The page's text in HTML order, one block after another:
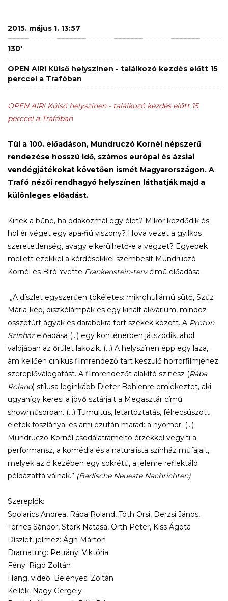
2015. május 1. 13:57
130'
OPEN AIR! Külső helyszínen - találkozó kezdés előtt 15
perccel a Trafóban
OPEN AIR! Külső helyszínen - találkozó kezdés előtt 15
perccel a Trafóban
Túl a 100. előadáson, Mundruczó Kornél népszerű
rendezése hosszú idő, számos európai és ázsiai
vendégjátékokat követően ismét Magyarországon. A
Trafó nézői rendhagyó helyszínen láthatják majd a
különleges előadást.
Kinek a bűne, ha odakozmál egy élet? Mikor kezdődik és
hol ér véget egy apa-fiú viszony? Hova vezet a gyilkos
szeretetlenség, avagy elkerülhető-e a végzet? Egyebek
mellett ezekkel a kérdésekkel szembesít Mundruczó
Kornél és Bíró Yvette Frankenstein-tervcímű előadása.
„A díszlet egyszerűen tökéletes: mikrohullámú sütő, Szűz
Mária-kép, diszkólámpák és egy kihalt akvárium, mindez
összetúrt ágyak és darabokra tört székek között. A Proton
Színházelőadása (...) egy konténerben játszódik, ahol
valójában az őrület lakozik. (...) A helyszínen épp egy laza,
ám kellően cinikus filmrendező tart készülő horrorfilmjéhez
szereplőválogatást. A filmrendezőt alakító színész (Rába
Roland) stílusa leginkább Dieter Bohlenre emlékeztet, aki
ugyanígy keresi a jövő sztárjait a Megasztár című
showműsorban. (...) Tumultus, letartóztatás, félrecsúszott
életek foszlányai és ami ezután marad: a nyomor. (…)
Mundruczó Kornél csodálatraméltó érzékkel vegyíti a
performansz, a komédia és a naturalista színház műfajait,
melyek az ő kezében egy sokrétű, a jelenre reflektáló
példázattá válnak.” (Badische Neueste Nachrichten)
Szereplők:
Spolarics Andrea, Rába Roland, Tóth Orsi, Derzsi János,
Terhes Sándor, Stork Natasa, Orth Péter, Kiss Ágota
Díszlet, jelmez: Ágh Márton
Dramaturg: Petrányi Viktória
Fény: Rigó Zoltán
Hang, videó: Belényesi Zoltán
Kellék: Nagy Gergely